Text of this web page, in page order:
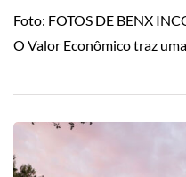
Foto: FOTOS DE BENX
O Valor Econômico traz